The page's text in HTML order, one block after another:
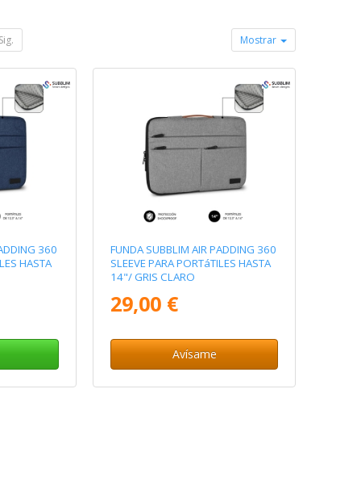
Sig. Mostrar
360
HASTA
FUNDA SUBBLIM AIR PADDING 360
SLEEVE PARA PORTáTILES HASTA
14"/ GRIS CLARO
29,00 €
Avísame